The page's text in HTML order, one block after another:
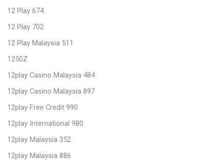
12 Play 674
12 Play 702
12 Play Malaysia 511
1250Z
12play Casino Malaysia 484
12play Casino Malaysia 897
12play Free Credit 990
12play International 980
12play Malaysia 352
12play Malaysia 886